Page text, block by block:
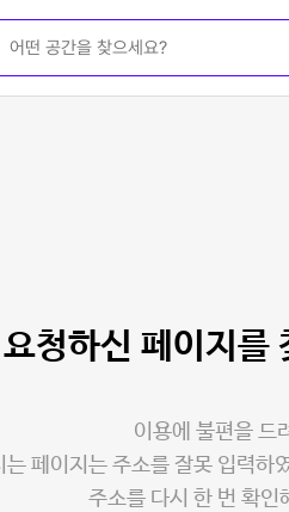
요청하신 페이지를
이용에 불편을 드
는 페이지는 주소를 잘못 입력하
주소를 다시 한 번 확인